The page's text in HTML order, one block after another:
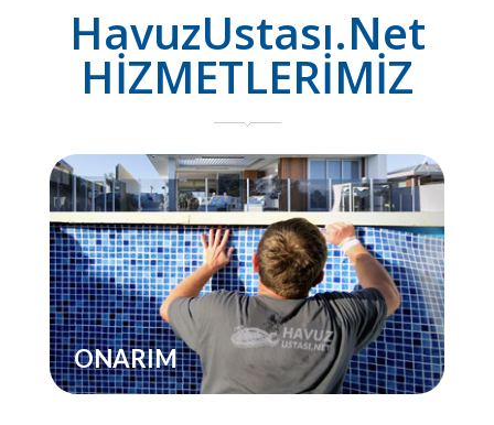
HavuzUstası.Net
HİZMETLERİMİZ
ONARIM